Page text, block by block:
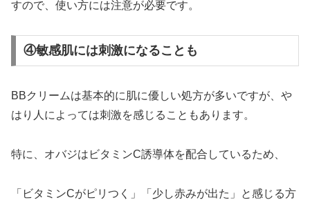
すので、使い方には注意が必要です。
④敏感肌には刺激になることも
BBクリームは基本的に肌に優しい処方が多いですが、や
はり人によっては刺激を感じることもあります。
特に、オバジはビタミンC誘導体を配合しているため、
「ビタミンCがピリつく」「少し赤みが出た」と感じる方